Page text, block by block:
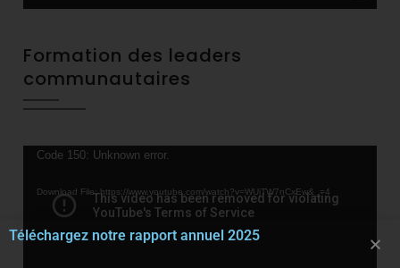
Formation des leaders
communautaires
Video
Code 150: Unknown error.
Download File: https://www.youtube.com/watch?v=WUjTW7nCxEw&_=4
Téléchargez notre rapport annuel 2025